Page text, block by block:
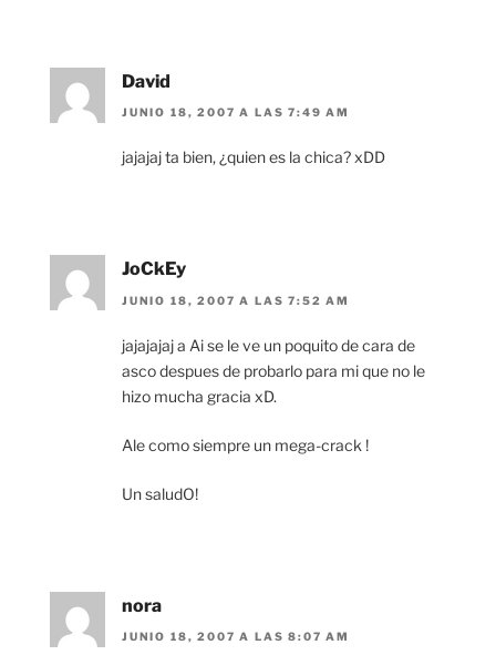
David
JUNIO 18, 2007 A LAS 7:49 AM
jajajaj ta bien, ¿quien es la chica? xDD
JoCkEy
JUNIO 18, 2007 A LAS 7:52 AM
jajajajaj a Ai se le ve un poquito de cara de
asco despues de probarlo para mi que no le
hizo mucha gracia xD.
Ale como siempre un mega-crack !
Un saludO!
nora
JUNIO 18, 2007 A LAS 8:07 AM